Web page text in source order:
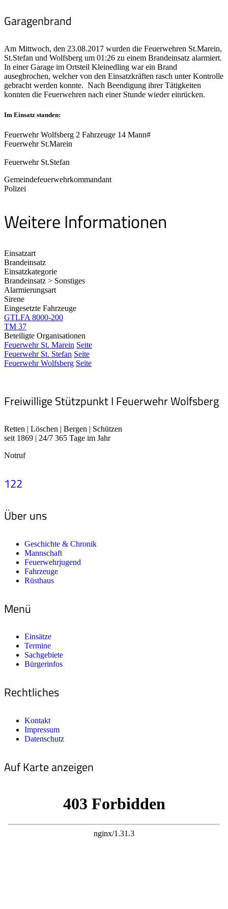
Garagenbrand
Am Mittwoch, den 23.08.2017 wurden die Feuerwehren St.Marein,
St.Stefan und Wolfsberg um 01:26 zu einem Brandeinsatz alarmiert.
In einer Garage im Ortsteil Kleinedling war ein Brand
ausegbrochen, welcher von den Einsatzkräften rasch unter Kontrolle
gebracht werden konnte. Nach Beendigung ihrer Tätigkeiten
konnten die Feuerwehren nach einer Stunde wieder einrücken.
Im Einsatz standen:
Feuerwehr Wolfsberg 2 Fahrzeuge 14 Mann#
Feuerwehr St.Marein
Feuerwehr St.Stefan
Gemeindefeuerwehrkommandant
Polizei
Weitere Informationen
Einsatzart
Brandeinsatz
Einsatzkategorie
Brandeinsatz > Sonstiges
Alarmierungsart
Sirene
Eingesetzte Fahrzeuge
GTLFA 8000-200
TM 37
Beteiligte Organisationen
Feuerwehr St. Marein Seite
Feuerwehr St. Stefan Seite
Feuerwehr Wolfsberg Seite
Freiwillige Stützpunkt I Feuerwehr Wolfsberg
Retten | Löschen | Bergen | Schützen
seit 1869 | 24/7 365 Tage im Jahr
Notruf
122
Über uns
Geschichte & Chronik
Mannschaft
Feuerwehrjugend
Fahrzeuge
Rüsthaus
Menü
Einsätze
Termine
Sachgebiete
Bürgerinfos
Rechtliches
Kontakt
Impressum
Datenschutz
Auf Karte anzeigen